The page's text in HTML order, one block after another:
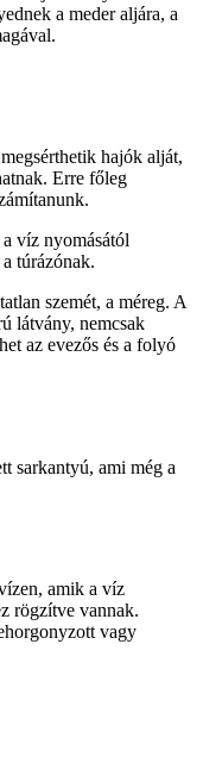
a meder aljára, a
hajók alját,
Erre főleg
víz nyomásától
túrázónak.
szemét, a méreg. A
látvány, nemcsak
az evezős és a folyó
sarkantyú, ami még a
amik a víz
rögzítve vannak.
vagy